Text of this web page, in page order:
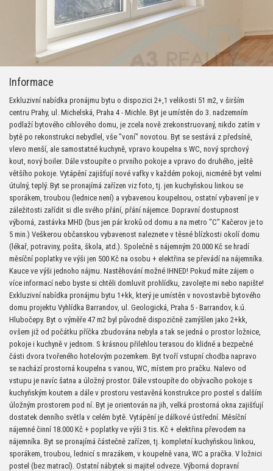
Informace
Exkluzivní nabídka pronájmu bytu o dispozici 2+,1 velikosti 51 m2, v širším
centru Prahy, ul. Michelská, Praha 4 - Michle. Byt je umístěn do 3. nadzemním
podlaží bytového cihlového domu, je zcela nově zrekonstruovaný, nikdo zatím v
bytě po rekonstrukci nebydlel, vše "voní" novotou. Byt se sestává z předsíně,
vlevo menší, ale samostatné kuchyně, vpravo koupelna s WC, nový sprchový
kout, nový boiler. Dále vstoupíte o prvního pokoje a vpravo do druhého, ještě
většího pokoje. Vytápění zajišťují nové vafky v každém pokoji, nicméně byt velmi
útulný, teplý. Byt se pronajímá zařízen viz foto, tj. jen kuchyňskou linkou se
sporákem, troubou (lednice není) a vybavenou koupelnou, ostatní vybavení je v
záležitosti zařídit si dle svého přání, přání nájemce. Dopravní dostupnost
výborná, zastávka MHD (bus jen pár kroků od domu a na metro "C" Kačerov je to
5 min.) Veškerou občanskou vybavenost naleznete v těsné blízkosti okolí domu
(lékař, potraviny, pošta, škola, atd.). Společně s nájemným 20.000 Kč se hradí
měsíční poplatky ve výši jen 500 Kč na osobu + elektřina se převádí na nájemníka.
Kauce ve výši jednoho nájmu. Nastěhování možné IHNED! Pokud máte zájem o
více informací nebo byste si chtěli domluvit prohlídku, zavolejte mi nebo napište!
Exkluzivní nabídka pronájmu bytu 1+kk, který je umístěn v novostavbě bytového
domu projektu Vyhlídka Barrandov, ul. Geologická, Praha 5 - Barrandov, k.ú.
Hlubočepy. Byt o výměře 47 m2 byl původně dispozičně zamýšlen jako 2+kk,
ovšem již od počátku příčka zbudována nebyla a tak se jedná o prostor ložnice,
pokoje i kuchyně v jednom. S krásnou přilehlou terasou do klidné a bezpečné
části dvora tvořeného hotelovým pozemkem. Byt tvoří vstupní chodba napravo
se nachází prostorná koupelna s vanou, WC, místem pro pračku. Nalevo od
vstupu je navíc šatna a úložný prostor. Dále vstoupíte do obývacího pokoje s
kuchyňským koutem a dále v prostoru vestavěná konstrukce pro postel s dalším
úložným prostorem pod ní. Byt je orientován na jih, velká prostorná okna zajišťují
dostatek denního světla v celém bytě. Vytápění je dálkové ústřední. Měsíční
nájemné činní 18.000 Kč + poplatky ve výši 3 tis. Kč + elektřina převodem na
nájemníka. Byt se pronajímá částečně zařízen, tj. kompletní kuchyňskou linkou,
sporákem, troubou, lednicí s mrazákem, v koupelně vana, WC a pračka. V ložnici
postel (bez matrací). Ostatní nábytek si majitel odveze. Výborná dopravní